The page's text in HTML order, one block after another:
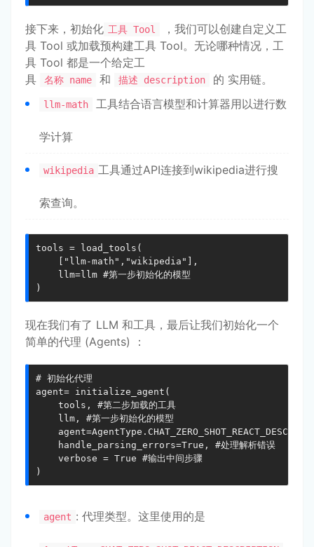
接下来，初始化 工具 Tool
，我们可以创建自定义工
具 Tool 或加载预构建工具 Tool。无论哪种情况，工
具 Tool 都是一个给定工
具
名称 name 和 描述 description 的 实用链。
llm-math 工具结合语言模型和计算器用以进行数
学计算
wikipedia 工具通过API连接到wikipedia进行搜
索查询。
tools = load_tools(
    ["llm-math","wikipedia"],
    llm=llm #第一步初始化的模型
)
现在我们有了 LLM 和工具，最后让我们初始化一个
简单的代理 (Agents) ：
# 初始化代理
agent= initialize_agent(
    tools, #第二步加载的工具
    llm, #第一步初始化的模型
    handle_parsing_errors=True, #处理解析错误
    verbose = True #输出中间步骤
)
agent : 代理类型。这里使用的是